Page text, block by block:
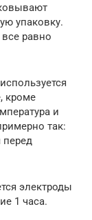
упаковку.
равно
кроме
и
так:
перед
электроды
1 часа.